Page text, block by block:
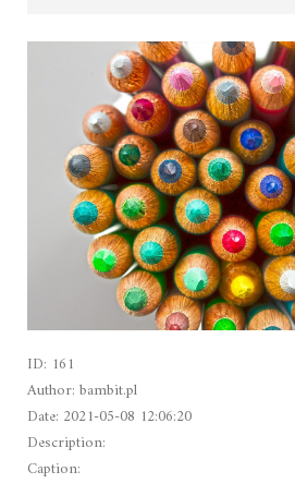
ID: 161
Author: bambit.pl
Date: 2021-05-08 12:06:20
Description:
Caption: